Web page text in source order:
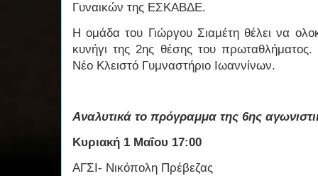
Γυναικών της ΕΣΚΑΒΔΕ.
Η ομάδα του Γιώργου Σιαμέτη θέλει να
κυνήγι της 2ης θέσης του
Νέο Κλειστό Γυμναστήριο Ιωαννίνων.
Αναλυτικά το πρόγραμμα της 6ης
Κυριακή 1 Μαΐου 17:00
ΑΓΣΙ- Νικόπολη Πρέβεζας